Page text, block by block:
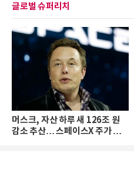
글로벌 슈퍼리치
머스크, 자산 하루 새 126조 원
감소 추산… 스페이스X 주가 하